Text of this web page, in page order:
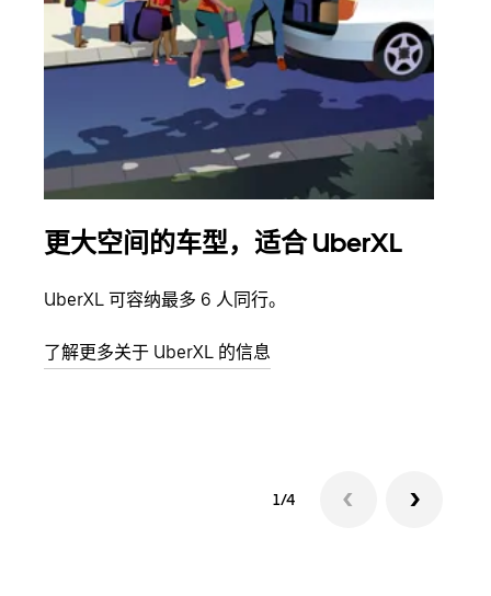
更大空间的车型，适合 UberXL
UberXL 可容纳最多 6 人同行。
了解更多关于 UberXL 的信息
1/4